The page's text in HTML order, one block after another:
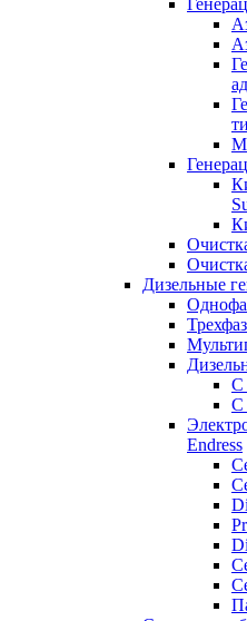
Дизельные
С
С
Endress